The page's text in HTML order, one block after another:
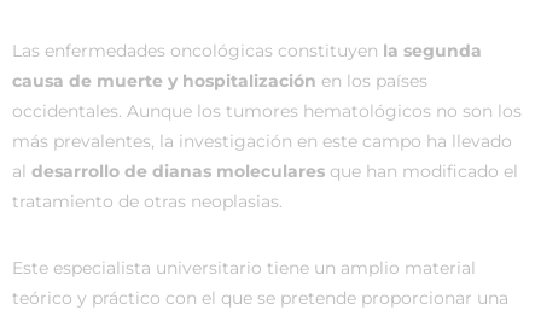
Las enfermedades oncológicas constituyen la segunda
causa de muerte y hospitalización en los países
occidentales. Aunque los tumores hematológicos no son los
más prevalentes, la investigación en este campo ha llevado
al desarrollo de dianas moleculares que han modificado el
tratamiento de otras neoplasias.
Este especialista universitario tiene un amplio material
teórico y práctico con el que se pretende proporcionar una